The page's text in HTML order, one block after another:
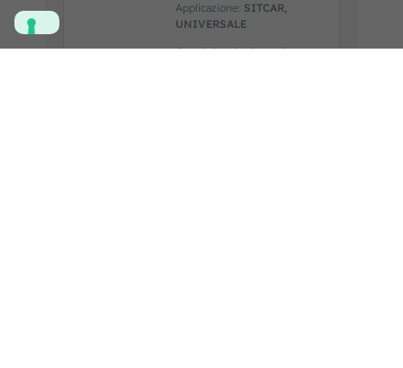
Applicazione: SITCAR,
UNIVERSALE
Guarda la scheda prodotto